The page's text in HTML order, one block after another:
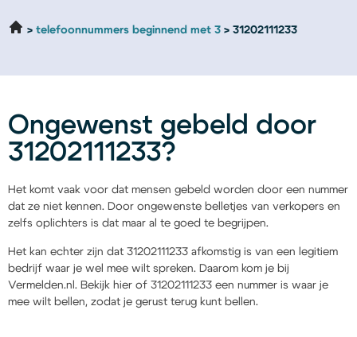
telefoonnummers beginnend met 3 31202111233
Ongewenst gebeld door
31202111233?
Het komt vaak voor dat mensen gebeld worden door een nummer
dat ze niet kennen. Door ongewenste belletjes van verkopers en
zelfs oplichters is dat maar al te goed te begrijpen.
Het kan echter zijn dat 31202111233 afkomstig is van een legitiem
bedrijf waar je wel mee wilt spreken. Daarom kom je bij
Vermelden.nl. Bekijk hier of 31202111233 een nummer is waar je
mee wilt bellen, zodat je gerust terug kunt bellen.